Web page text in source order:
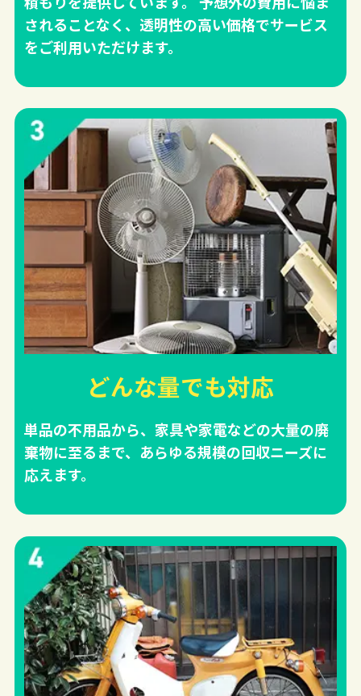
されることなく、透明性の高い価格でサービス
をご利用いただけます。
どんな量でも対応
単品の不用品から、家具や家電などの大量の廃
棄物に至るまで、あらゆる規模の回収ニーズに
応えます。